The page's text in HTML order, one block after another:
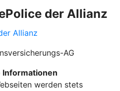
der Allianz
Allianz
AG
werden stets